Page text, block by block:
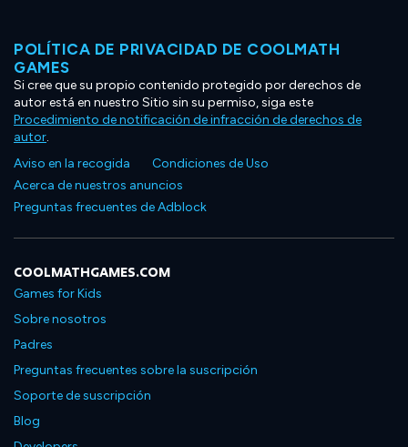
POLÍTICA DE PRIVACIDAD DE COOLMATH
GAMES
Si cree que su propio contenido protegido por derechos de
autor está en nuestro Sitio sin su permiso, siga este
Procedimiento de notificación de infracción de derechos de
autor.
Aviso en la recogida
Condiciones de Uso
Acerca de nuestros anuncios
Preguntas frecuentes de Adblock
COOLMATHGAMES.COM
Games for Kids
Sobre nosotros
Padres
Preguntas frecuentes sobre la suscripción
Soporte de suscripción
Blog